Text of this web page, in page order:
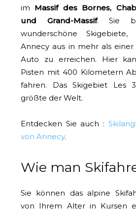
im Massif des Bornes,
und Grand-Massif. Sie
wunderschöne
Annecy aus in mehr als
Auto zu erreichen. Hier
Pisten mit 400 Kilometern
fahren. Das Skigebiet Les
größte der Welt.
Entdecken Sie auch :
von Annecy.
Wie man
Sie können das alpine
von Ihrem Alter in Kursen